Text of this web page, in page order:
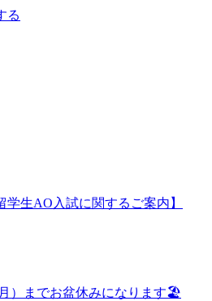
る
学生AO入試に関するご案内】
）までお盆休みになります🏖